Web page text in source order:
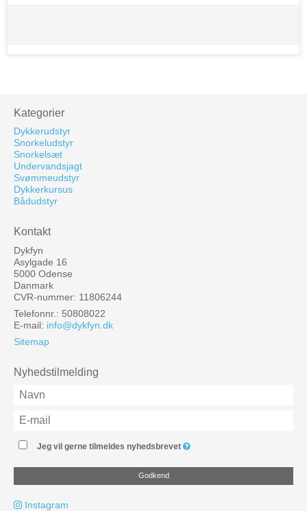
Kategorier
Dykkerudstyr
Snorkeludstyr
Snorkelsæt
Undervandsjagt
Svømmeudstyr
Dykkerkursus
Bådudstyr
Kontakt
Dykfyn
Asylgade 16
5000 Odense
Danmark
CVR-nummer: 11806244
Telefonnr.: 50808022
E-mail: info@dykfyn.dk
Sitemap
Nyhedstilmelding
Jeg vil gerne tilmeldes nyhedsbrevet
Godkend
Instagram